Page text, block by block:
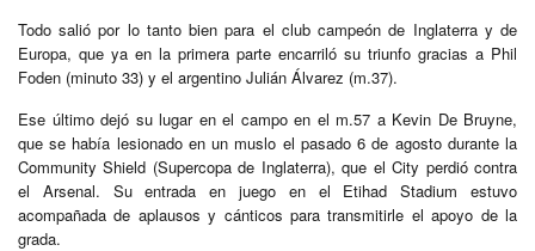
Todo salió por lo tanto bien para el club campeón de Inglaterra y de
Europa, que ya en la primera parte encarriló su triunfo gracias a Phil
Foden (minuto 33) y el argentino Julián Álvarez (m.37).
Ese último dejó su lugar en el campo en el m.57 a Kevin De Bruyne,
que se había lesionado en un muslo el pasado 6 de agosto durante la
Community Shield (Supercopa de Inglaterra), que el City perdió contra
el Arsenal. Su entrada en juego en el Etihad Stadium estuvo
acompañada de aplausos y cánticos para transmitirle el apoyo de la
grada.